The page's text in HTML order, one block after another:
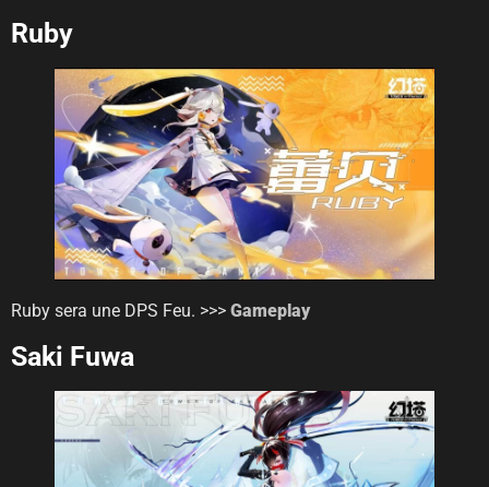
Ruby
Ruby sera une DPS Feu. >>> Gameplay
Saki Fuwa